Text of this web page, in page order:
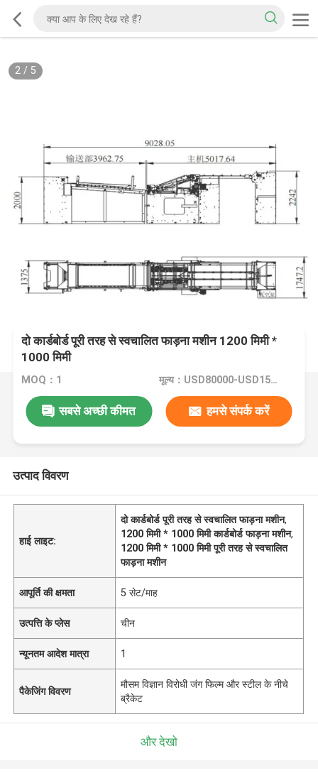
2/ 5
दो कार्डबोर्ड पूरी तरह से स्वचालित फाड़ना मशीन 1200 मिमी *
1000 मिमी
MOQ：1 मूल्य：USD80000-USD150000
सबसे अच्छी कीमत हमसे संपर्क करें
उत्पाद विवरण
हाई लाइट:
दो कार्डबोर्ड पूरी तरह से स्वचालित फाड़ना मशीन,
1200 मिमी * 1000 मिमी कार्डबोर्ड फाड़ना मशीन,
1200 मिमी * 1000 मिमी पूरी तरह से स्वचालित
फाड़ना मशीन
आपूर्ति की क्षमता 5 सेट/माह
उत्पत्ति के प्लेस चीन
न्यूनतम आदेश मात्रा 1
पैकेजिंग विवरण
मौसम विज्ञान विरोधी जंग फिल्म और स्टील के नीचे
ब्रैकेट
और देखो